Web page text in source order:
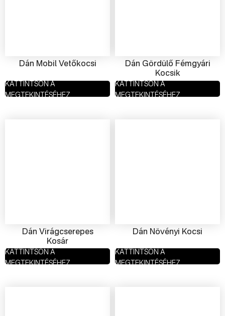
Dán Mobil Vetőkocsi
KATTINTSON A
MEGTEKINTÉSÉHEZ
Dán Gördülő Fémgyári
Kocsik
KATTINTSON A
MEGTEKINTÉSÉHEZ
Dán Virágcserepes
Kosár
KATTINTSON A
MEGTEKINTÉSÉHEZ
Dán Növényi Kocsi
KATTINTSON A
MEGTEKINTÉSÉHEZ